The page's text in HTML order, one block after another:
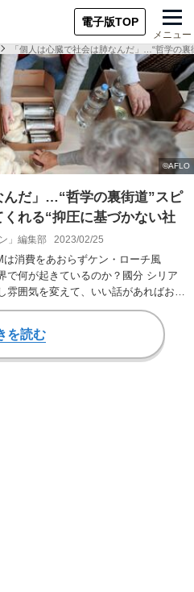
電子版TOP
メニュー
「個人は心臓で社会は肺なんだ」…“哲学の
んだ」…“哲学の裏街道”スピ
れる“抑圧に基づかない社
」編集部 2023/02/25
消費をあおらずケン・ローチ風
何が起きているのか？國分 シリア
雰囲気を変えて、いい話があればおう
を読む